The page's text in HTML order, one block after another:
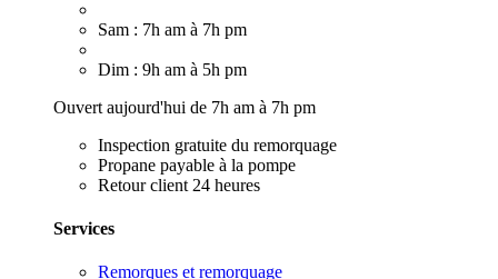
Sam : 7h am à 7h pm
Dim : 9h am à 5h pm
Ouvert aujourd'hui de 7h am à 7h pm
Inspection gratuite du remorquage
Propane payable à la pompe
Retour client 24 heures
Services
Remorques et remorquage